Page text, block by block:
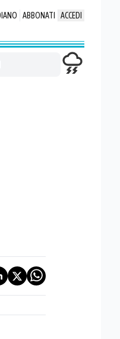
ABBONATI ACCEDI